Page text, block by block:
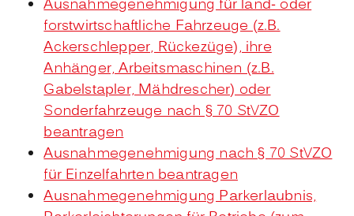
Ausnahmegenehmigung für land- oder
forstwirtschaftliche Fahrzeuge (z.B.
Ackerschlepper, Rückezüge), ihre
Anhänger, Arbeitsmaschinen (z.B.
Gabelstapler, Mähdrescher) oder
Sonderfahrzeuge nach § 70 StVZO
beantragen
Ausnahmegenehmigung nach § 70 StVZO
für Einzelfahrten beantragen
Ausnahmegenehmigung Parkerlaubnis,